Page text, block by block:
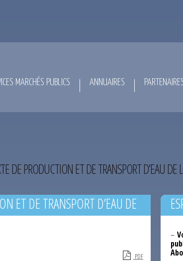
MARCHÉS PUBLICS ANNUAIRES
DE PRODUCTION ET DE TRANSPORT D’EAU
ET DE TRANSPORT D’EAU DE
PDF
–